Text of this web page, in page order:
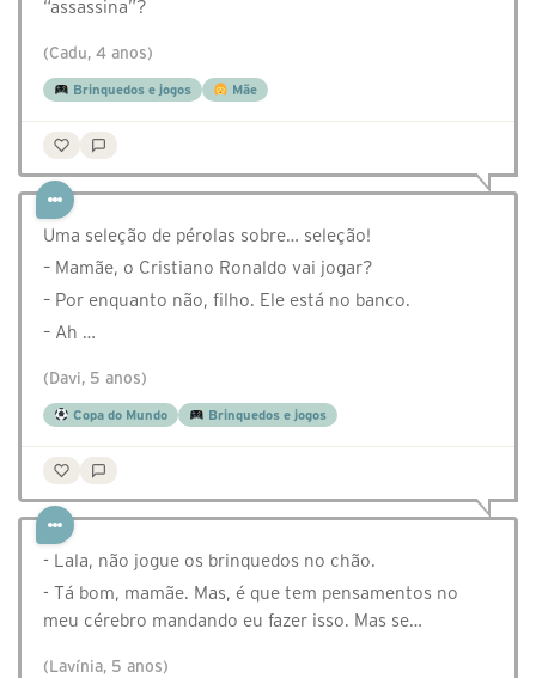
“assassina”?
(Cadu, 4 anos)
Brinquedos e jogos Mãe
Uma seleção de pérolas sobre… seleção!
– Mamãe, o Cristiano Ronaldo vai jogar?
– Por enquanto não, filho. Ele está no banco.
– Ah …
(Davi, 5 anos)
Copa do Mundo Brinquedos e jogos
- Lala, não jogue os brinquedos no chão.
- Tá bom, mamãe. Mas, é que tem pensamentos no
meu cérebro mandando eu fazer isso. Mas se…
(Lavínia, 5 anos)